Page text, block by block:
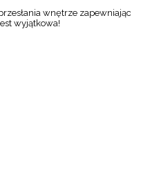
wnętrze zapewniając
wyjątkowa!